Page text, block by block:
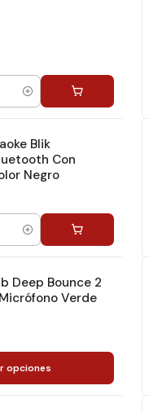
Blik
Con
Negro
Deep Bounce 2
Verde
opciones